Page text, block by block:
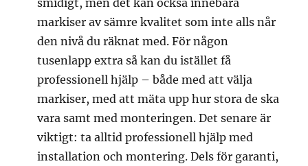
smidigt, men det kan också innebära
markiser av sämre kvalitet som inte alls når
den nivå du räknat med. För någon
tusenlapp extra så kan du istället få
professionell hjälp – både med att välja
markiser, med att mäta upp hur stora de ska
vara samt med monteringen. Det senare är
viktigt: ta alltid professionell hjälp med
installation och montering. Dels för garanti,